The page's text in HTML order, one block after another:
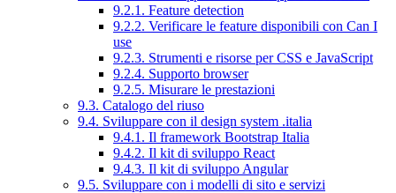
9.2.1. Feature detection
9.2.2. Verificare le feature disponibili con Can I
use
9.2.3. Strumenti e risorse per CSS e JavaScript
9.2.4. Supporto browser
9.2.5. Misurare le prestazioni
9.3. Catalogo del riuso
9.4. Sviluppare con il design system .italia
9.4.1. Il framework Bootstrap Italia
9.4.2. Il kit di sviluppo React
9.4.3. Il kit di sviluppo Angular
9.5. Sviluppare con i modelli di sito e servizi